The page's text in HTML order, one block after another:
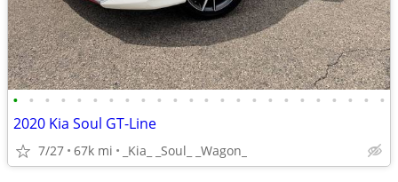
• • • • • • • • • • • • • • • • • • • • • • • •
2020 Kia Soul GT-Line
7/27 67k mi _Kia_ _Soul_ _Wagon_